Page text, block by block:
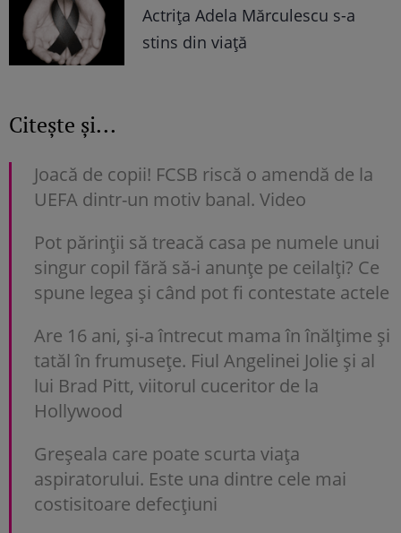
Actrița Adela Mărculescu s-a
stins din viață
Citește și...
Joacă de copii! FCSB riscă o amendă de la
UEFA dintr-un motiv banal. Video
Pot părinții să treacă casa pe numele unui
singur copil fără să-i anunțe pe ceilalți? Ce
spune legea și când pot fi contestate actele
Are 16 ani, și-a întrecut mama în înălțime și
tatăl în frumusețe. Fiul Angelinei Jolie și al
lui Brad Pitt, viitorul cuceritor de la
Hollywood
Greșeala care poate scurta viața
aspiratorului. Este una dintre cele mai
costisitoare defecțiuni